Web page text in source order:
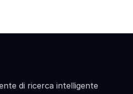
di ricerca intelligente